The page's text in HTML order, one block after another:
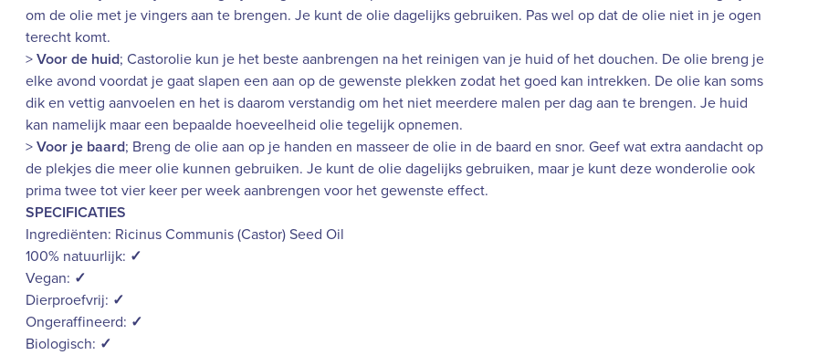
om de olie met je vingers aan te brengen. Je kunt de olie dagelijks gebruiken. Pas wel op dat de olie niet in je ogen
terecht komt.
>Voor de huid; Castorolie kun je het beste aanbrengen na het reinigen van je huid of het douchen. De olie breng je
elke avond voordat je gaat slapen een aan op de gewenste plekken zodat het goed kan intrekken. De olie kan soms
dik en vettig aanvoelen en het is daarom verstandig om het niet meerdere malen per dag aan te brengen. Je huid
kan namelijk maar een bepaalde hoeveelheid olie tegelijk opnemen.
>Voor je baard; Breng de olie aan op je handen en masseer de olie in de baard en snor. Geef wat extra aandacht op
de plekjes die meer olie kunnen gebruiken. Je kunt de olie dagelijks gebruiken, maar je kunt deze wonderolie ook
prima twee tot vier keer per week aanbrengen voor het gewenste effect.
SPECIFICATIES
Ingrediënten: Ricinus Communis (Castor) Seed Oil
100% natuurlijk: ✓
Vegan: ✓
Dierproefvrij: ✓
Ongeraffineerd: ✓
Biologisch: ✓